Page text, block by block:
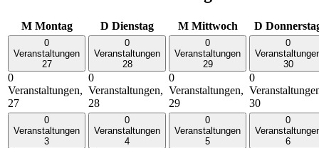
M Montag D Dienstag M Mittwoch D
0
Veranstaltungen
27
0
Veranstaltungen,
27
0
Veranstaltungen
28
0
Veranstaltungen,
28
0
Veranstaltungen
29
0
Veranstaltungen,
29
0
30
0
30
0
Veranstaltungen
3
0
Veranstaltungen
4
0
Veranstaltungen
5
0
6